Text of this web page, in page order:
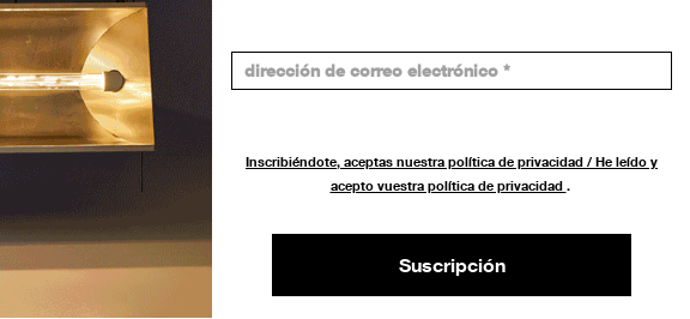
Inscribiéndote, aceptas nuestra política de privacidad / He leído y
acepto vuestra política de privacidad .
Suscripción
La Sala de Arte Joven de
Madrid presenta ‘Raíces por
defecto’
EXPOSICIONES 22 MAYO 2022